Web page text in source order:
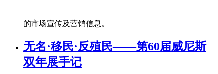
的市场宣传及营销信息。
无名·移民·反殖民——第60届威尼斯
双年展手记